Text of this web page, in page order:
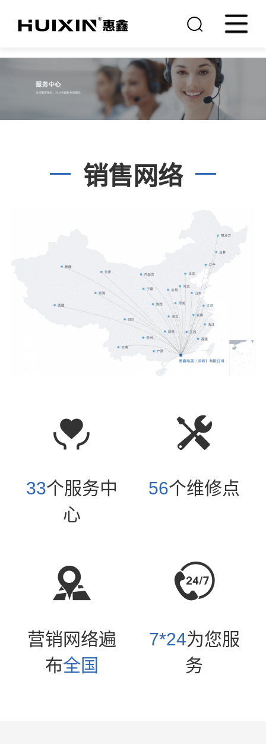
关于国内买球-买球（中
商用产品及方案
销售网络
33个服务中
心
56个维修点
营销网络遍
布全国
7*24为您服
务